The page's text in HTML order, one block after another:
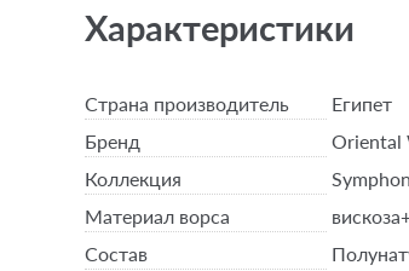
Характеристики
Страна производитель
Египет
Бренд
Oriental
Коллекция
Материал ворса
Состав